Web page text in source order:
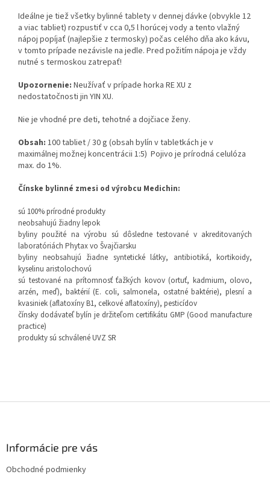
Ideálne je tiež všetky bylinné tablety v dennej dávke (obvykle 12
a viac tabliet) rozpustiť v cca 0,5 l horúcej vody a tento vlažný
nápoj popíjať (najlepšie z termosky) počas celého dňa ako kávu,
v tomto prípade nezávisle na jedle. Pred požitím nápoja je vždy
nutné s termoskou zatrepať!
Upozornenie: Neužívať v prípade horka RE XU z
nedostatočnosti jin YIN XU.
Nie je vhodné pre deti, tehotné a dojčiace ženy.
Obsah: 100 tabliet / 30 g (obsah bylín v tabletkách je v
maximálnej možnej koncentrácii 1:5) Pojivo je prírodná celulóza
max. do 1%.
Čínske bylinné zmesi od výrobcu Medichin:
sú 100% prírodné produkty
neobsahujú žiadny lepok
byliny použité na výrobu sú dôsledne testované v akreditovaných
laboratóriách Phytax vo Švajčiarsku
byliny neobsahujú žiadne syntetické látky, antibiotiká, kortikoidy,
kyselinu aristolochovú
sú testované na prítomnosť ťažkých kovov (ortuť, kadmium, olovo,
arzén, meď), baktérií (E. coli, salmonela, ostatné baktérie), plesní a
kvasiniek (aflatoxíny B1, celkové aflatoxíny), pesticídov
čínsky dodávateľ bylín je držiteľom certifikátu GMP (Good manufacture
practice)
produkty sú schválené UVZ SR
Informácie pre vás
Obchodné podmienky